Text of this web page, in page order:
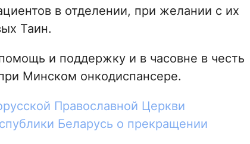
в отделении, при желании с их
Таин.
и поддержку и в часовне в честь
Минском онкодиспансере.
Православной Церкви
Беларусь о прекращении